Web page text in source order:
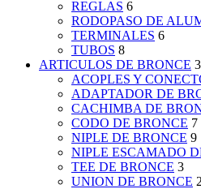
REGLAS 6
RODOPASO DE
TERMINALES 6
TUBOS 8
ARTICULOS DE BRONCE
ACOPLES Y
ADAPTADOR DE
CACHIMBA DE
CODO DE BRONCE 7
NIPLE DE BRONCE 9
NIPLE ESCAMADO
TEE DE BRONCE 3
UNION DE BRONCE 2